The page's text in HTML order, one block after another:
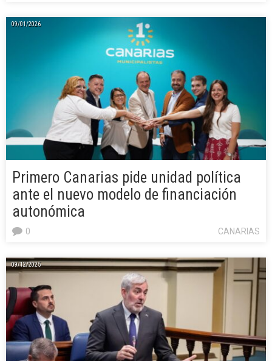
09/01/2026
Primero Canarias pide unidad política
ante el nuevo modelo de financiación
autonómica
CANARIAS
0
09/12/2025